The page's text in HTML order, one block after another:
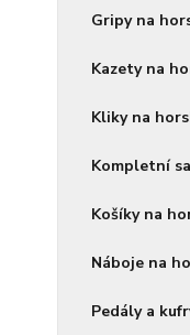
Gripy na
Kazety na
Kliky na
Kompletní
Košíky na
Náboje na
Pedály a